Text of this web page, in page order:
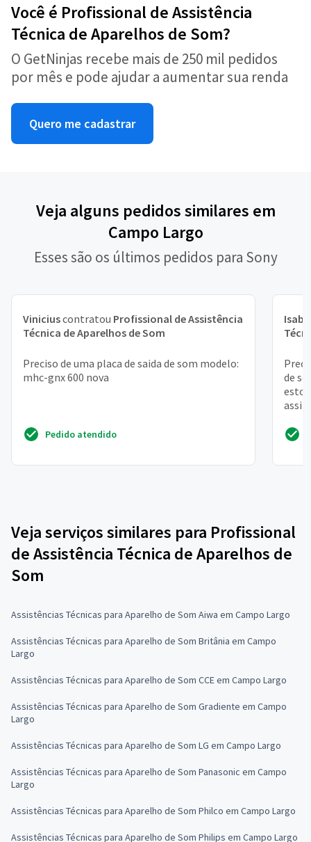
Você é Profissional de Assistência
Técnica de Aparelhos de Som?
O GetNinjas recebe mais de 250 mil pedidos
por mês e pode ajudar a aumentar sua renda
Quero me cadastrar
Veja alguns pedidos similares em
Campo Largo
Esses são os últimos pedidos para Sony
Viniciuscontratou Profissional de Assistência
Técnica de Aparelhos de Som
Preciso de uma placa de saida de som modelo:
mhc-gnx 600 nova
Pedido atendido
de
Veja serviços similares para Profissional
de Assistência Técnica de Aparelhos de
Som
Assistências Técnicas para Aparelho de Som Aiwa em Campo Largo
Assistências Técnicas para Aparelho de Som Britânia em Campo
Largo
Assistências Técnicas para Aparelho de Som CCE em Campo Largo
Assistências Técnicas para Aparelho de Som Gradiente em Campo
Largo
Assistências Técnicas para Aparelho de Som LG em Campo Largo
Assistências Técnicas para Aparelho de Som Panasonic em Campo
Largo
Assistências Técnicas para Aparelho de Som Philco em Campo Largo
Assistências Técnicas para Aparelho de Som Philips em Campo Largo